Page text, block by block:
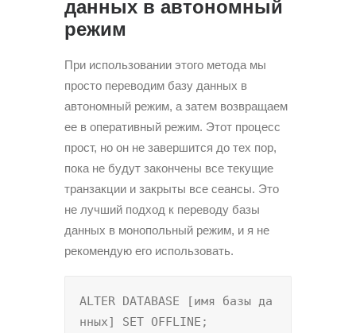
данных в автономный
режим
При использовании этого метода мы
просто переводим базу данных в
автономный режим, а затем возвращаем
ее в оперативный режим. Этот процесс
прост, но он не завершится до тех пор,
пока не будут закончены все текущие
транзакции и закрыты все сеансы. Это
не лучший подход к переводу базы
данных в монопольный режим, и я не
рекомендую его использовать.
ALTER DATABASE [имя базы да
нных] SET OFFLINE;